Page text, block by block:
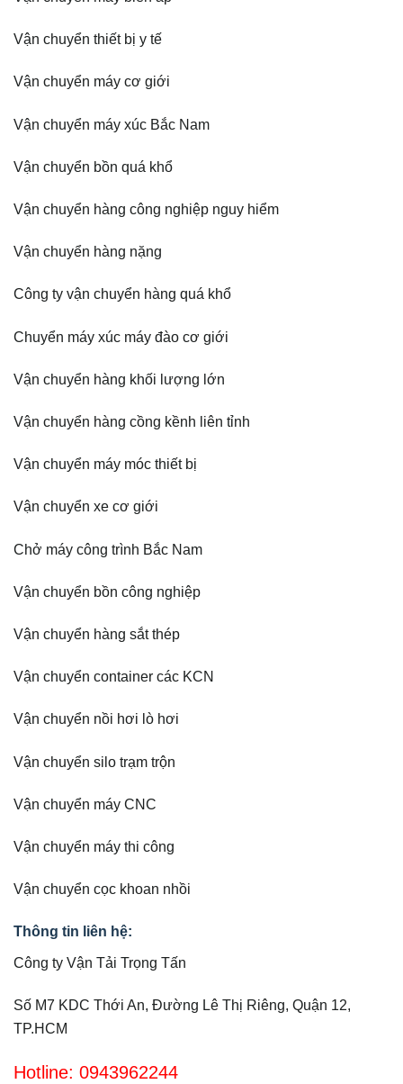
Vận chuyển thiết bị y tế
Vận chuyển máy cơ giới
Vận chuyển máy xúc Bắc Nam
Vận chuyển bồn quá khổ
Vận chuyển hàng công nghiệp nguy hiểm
Vận chuyển hàng nặng
Công ty vận chuyển hàng quá khổ
Chuyển máy xúc máy đào cơ giới
Vận chuyển hàng khối lượng lớn
Vận chuyển hàng cồng kềnh liên tỉnh
Vận chuyển máy móc thiết bị
Vận chuyển xe cơ giới
Chở máy công trình Bắc Nam
Vận chuyển bồn công nghiệp
Vận chuyển hàng sắt thép
Vận chuyển container các KCN
Vận chuyển nồi hơi lò hơi
Vận chuyển silo trạm trộn
Vận chuyển máy CNC
Vận chuyển máy thi công
Vận chuyển cọc khoan nhồi
Thông tin liên hệ:
Công ty Vận Tải Trọng Tấn
Số M7 KDC Thới An, Đường Lê Thị Riêng, Quận 12,
TP.HCM
Hotline: 0943962244